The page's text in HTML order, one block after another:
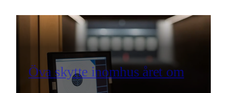
Öva skytte inomhus året om